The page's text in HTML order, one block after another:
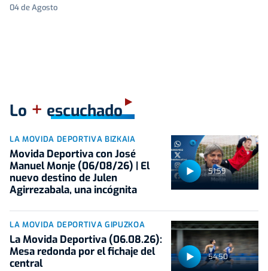
04 de Agosto
Lo + escuchado
51:59
LA MOVIDA DEPORTIVA BIZKAIA
Movida Deportiva con José
Manuel Monje (06/08/26) | El
nuevo destino de Julen
Agirrezabala, una incógnita
54:50
LA MOVIDA DEPORTIVA GIPUZKOA
La Movida Deportiva (06.08.26):
Mesa redonda por el fichaje del
central